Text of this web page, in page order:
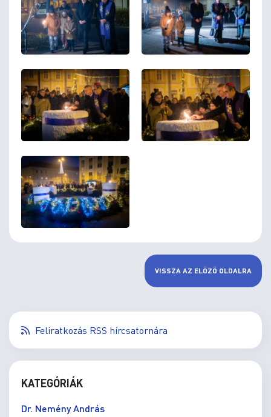
VISSZA AZ ELŐZŐ OLDALRA
Feliratkozás RSS hírcsatornára
KATEGÓRIÁK
Dr. Nemény András